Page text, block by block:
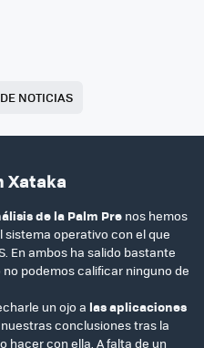
NOTICIAS
Xataka
de la Palm Pre nos hemos
sistema operativo con el que
En ambos ha salido bastante
podemos calificar ninguno de
un ojo a las aplicaciones
conclusiones tras la
hacer con ella. A falta de un